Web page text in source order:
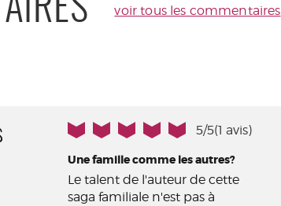
voir tous les commentaires
5/5(1 avis)
Une famille comme les autres?
Le talent de l'auteur de cette
saga familiale n'est pas à